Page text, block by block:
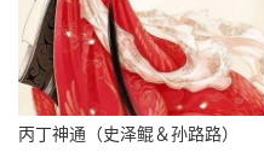
丙丁神通（史泽鲲＆孙路路）